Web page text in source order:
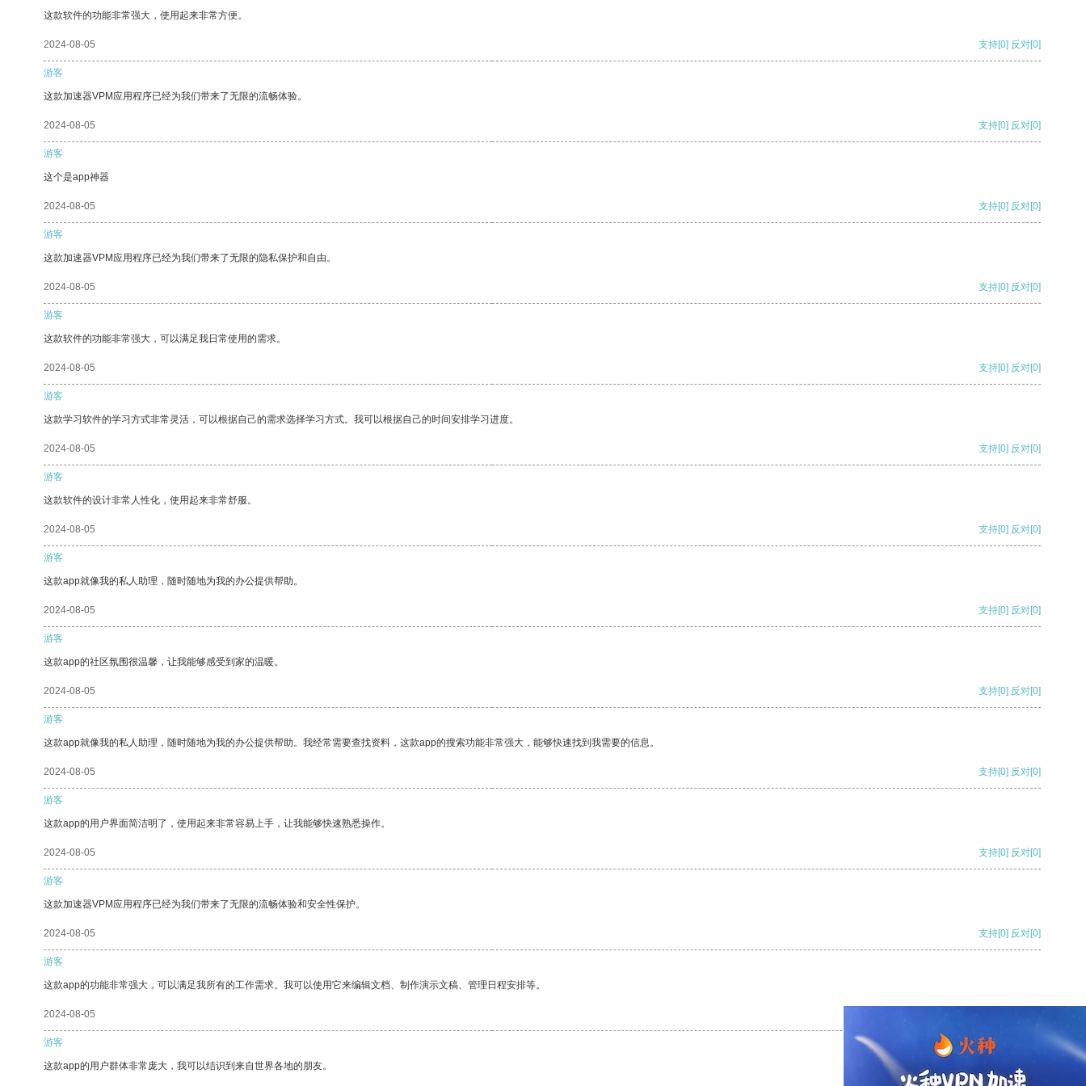
这款软件的功能非常强大，使用起来非常方便。
2024-08-05 支持[0] 反对[0]
游客
这款加速器VPM应用程序已经为我们带来了无限的流畅体验。
2024-08-05 支持[0] 反对[0]
游客
这个是app神器
2024-08-05 支持[0] 反对[0]
游客
这款加速器VPM应用程序已经为我们带来了无限的隐私保护和自由。
2024-08-05 支持[0] 反对[0]
游客
这款软件的功能非常强大，可以满足我日常使用的需求。
2024-08-05 支持[0] 反对[0]
游客
这款学习软件的学习方式非常灵活，可以根据自己的需求选择学习方式。我可以根据自己的时间安排学习进度。
2024-08-05 支持[0] 反对[0]
游客
这款软件的设计非常人性化，使用起来非常舒服。
2024-08-05 支持[0] 反对[0]
游客
这款app就像我的私人助理，随时随地为我的办公提供帮助。
2024-08-05 支持[0] 反对[0]
游客
这款app的社区氛围很温馨，让我能够感受到家的温暖。
2024-08-05 支持[0] 反对[0]
游客
这款app就像我的私人助理，随时随地为我的办公提供帮助。我经常需要查找资料，这款app的搜索功能非常强大，能够快速找到我需要的信息。
2024-08-05 支持[0] 反对[0]
游客
这款app的用户界面简洁明了，使用起来非常容易上手，让我能够快速熟悉操作。
2024-08-05 支持[0] 反对[0]
游客
这款加速器VPM应用程序已经为我们带来了无限的流畅体验和安全性保护。
2024-08-05 支持[0] 反对[0]
游客
这款app的功能非常强大，可以满足我所有的工作需求。我可以使用它来编辑文档、制作演示文稿、管理日程安排等。
2024-08-05
游客
这款app的用户群体非常庞大，我可以结识到来自世界各地的朋友。